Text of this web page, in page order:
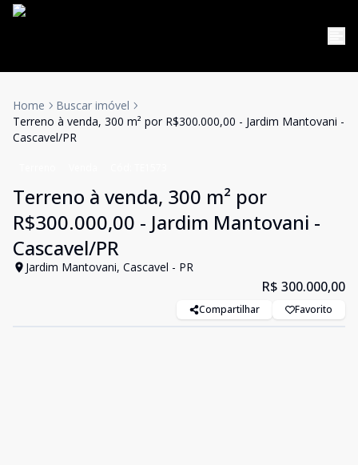
Home
Buscar imóvel
Terreno à venda, 300 m² por R$300.000,00 - Jardim Mantovani -
Cascavel/PR
Terreno à venda, 300 m² por
R$300.000,00 - Jardim Mantovani -
Cascavel/PR
Jardim Mantovani, Cascavel - PR
R$ 300.000,00
Compartilhar Favorito